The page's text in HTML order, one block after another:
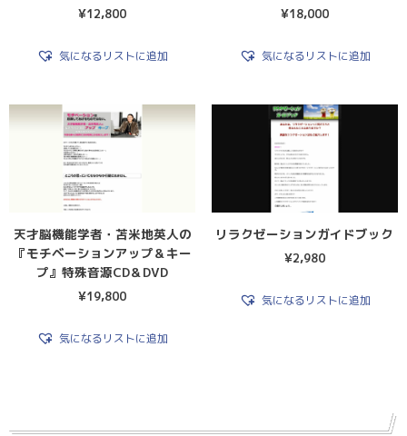
¥12,800
気になるリストに追加
¥18,000
気になるリストに追加
天才脳機能学者・苫米地英人の
『モチベーションアップ＆キー
プ』特殊音源CD＆DVD
¥19,800
気になるリストに追加
リラクゼーションガイドブック
¥2,980
気になるリストに追加